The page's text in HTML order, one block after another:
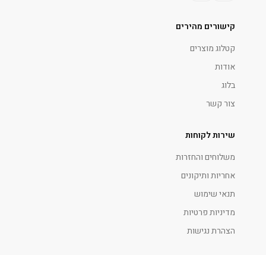
קישורים מהירים
קטלוג מוצרים
אודות
בלוג
צור קשר
שירות לקוחות
משלוחים והחזרות
אחריות ותיקונים
תנאי שימוש
מדיניות פרטיות
הצהרת נגישות